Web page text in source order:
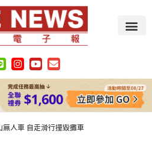
人車 自走滑行撞毀攤車